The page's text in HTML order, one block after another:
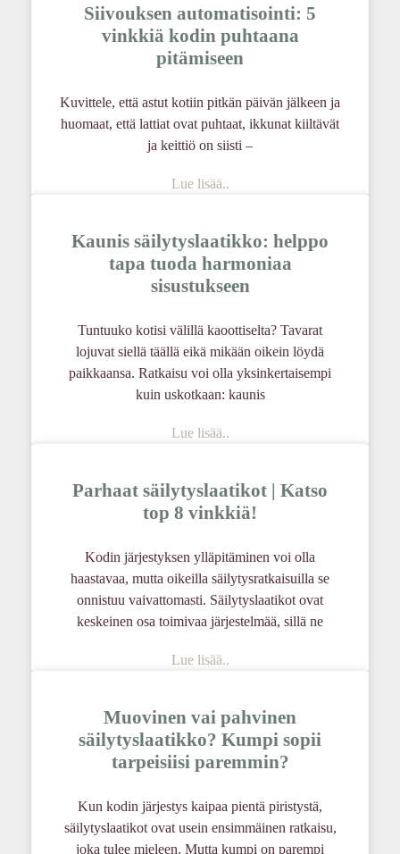
Siivouksen automatisointi: 5
vinkkiä kodin puhtaana
pitämiseen
Kuvittele, että astut kotiin pitkän päivän jälkeen ja
huomaat, että lattiat ovat puhtaat, ikkunat kiiltävät
ja keittiö on siisti –
Lue lisää..
Kaunis säilytyslaatikko: helppo
tapa tuoda harmoniaa
sisustukseen
Tuntuuko kotisi välillä kaoottiselta? Tavarat
lojuvat siellä täällä eikä mikään oikein löydä
paikkaansa. Ratkaisu voi olla yksinkertaisempi
kuin uskotkaan: kaunis
Lue lisää..
Parhaat säilytyslaatikot | Katso
top 8 vinkkiä!
Kodin järjestyksen ylläpitäminen voi olla
haastavaa, mutta oikeilla säilytysratkaisuilla se
onnistuu vaivattomasti. Säilytyslaatikot ovat
keskeinen osa toimivaa järjestelmää, sillä ne
Lue lisää..
Muovinen vai pahvinen
säilytyslaatikko? Kumpi sopii
tarpeisiisi paremmin?
Kun kodin järjestys kaipaa pientä piristystä,
säilytyslaatikot ovat usein ensimmäinen ratkaisu,
joka tulee mieleen. Mutta kumpi on parempi